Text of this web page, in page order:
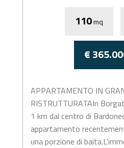
110mq
€
APPARTAMENTO IN
RISTRUTTURATAIn
1 km dal centro di
appartamento
una porzione di